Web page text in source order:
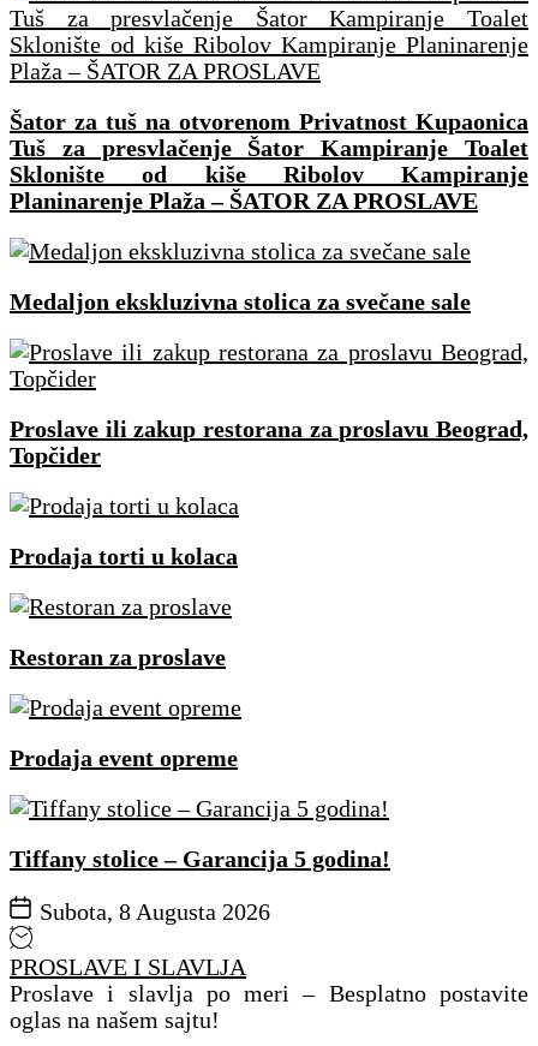
Šator za tuš na otvorenom Privatnost Kupaonica
Tuš za presvlačenje Šator Kampiranje Toalet
Sklonište od kiše Ribolov Kampiranje
Planinarenje Plaža – ŠATOR ZA PROSLAVE
Medaljon ekskluzivna stolica za svečane sale
Proslave ili zakup restorana za proslavu Beograd,
Topčider
Prodaja torti u kolaca
Restoran za proslave
Prodaja event opreme
Tiffany stolice – Garancija 5 godina!
Subota, 8 Augusta 2026
PROSLAVE I SLAVLJA
Proslave i slavlja po meri – Besplatno postavite
oglas na našem sajtu!